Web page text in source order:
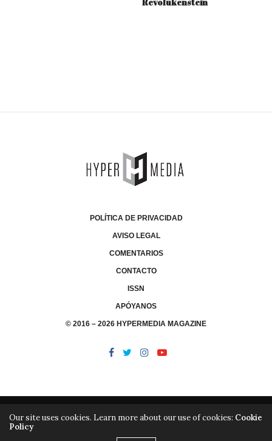
Revolukenstein
POLÍTICA DE PRIVACIDAD
AVISO LEGAL
COMENTARIOS
CONTACTO
ISSN
APÓYANOS
© 2016 – 2026 HYPERMEDIA MAGAZINE
LIBRERÍA
Our site uses cookies. Learn more about our use of cookies: Cookie
Policy